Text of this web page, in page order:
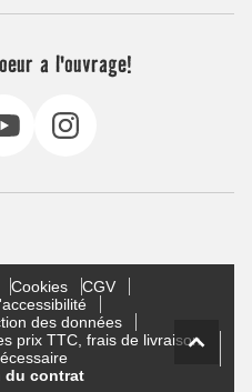
a l'ouvrage!
Cookies
CGV
des données
prix TTC, frais de livraison
du contrat